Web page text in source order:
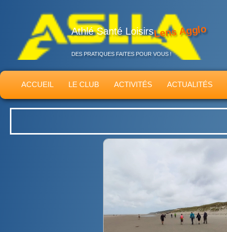
Athlé Santé LoisirsLens Agglo
DES PRATIQUES FAITES POUR VOUS !
ACCUEIL LE CLUB ACTIVITÉS ACTUALITÉS